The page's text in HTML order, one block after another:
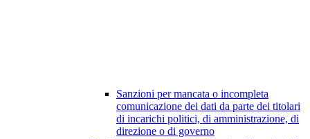
Sanzioni per mancata o incompleta
comunicazione dei dati da parte dei titolari
di incarichi politici, di amministrazione, di
direzione o di governo